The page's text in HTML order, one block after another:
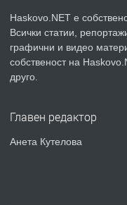
ПРЕДЛАГА
Haskovo.NET е
Всички статии,
графични и видео
собственост на
друго.
Главен редактор
Анета Кутелова